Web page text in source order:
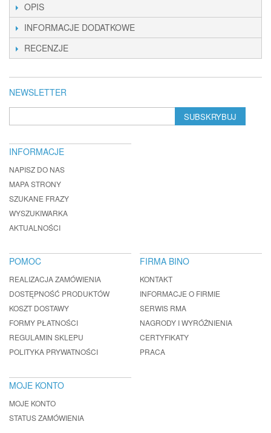
OPIS
INFORMACJE DODATKOWE
RECENZJE
NEWSLETTER
SUBSKRYBUJ
INFORMACJE
NAPISZ DO NAS
MAPA STRONY
SZUKANE FRAZY
WYSZUKIWARKA
AKTUALNOŚCI
POMOC
REALIZACJA ZAMÓWIENIA
DOSTĘPNOŚĆ PRODUKTÓW
KOSZT DOSTAWY
FORMY PŁATNOŚCI
REGULAMIN SKLEPU
POLITYKA PRYWATNOŚCI
FIRMA BINO
KONTAKT
INFORMACJE O FIRMIE
SERWIS RMA
NAGRODY I WYRÓŻNIENIA
CERTYFIKATY
PRACA
MOJE KONTO
MOJE KONTO
STATUS ZAMÓWIENIA